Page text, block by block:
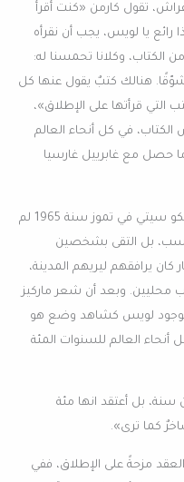
تقول كارمن «كنت أقرأ
رائع يا لويس، يجب أن نقرأه
وكلانا تحمسنا له:
هنالك كتبٌ يقول عنها كل
قرأتها على الإطلاق»،
في كل أنحاء العالم
ما حصل مع غابرييل غارسيا
وعندما وصلت كارمن ولويس إلى مكسيكو سيتي في تموز سنة 1965 لم
فحسب، بل التقى بشخصين
كان يرافقهم ليريهم المدينة،
محليين. وبعد أن شعر ماركيز
وبوجود لويس كشاهد وضع هو
العالم للسنوات المئة
بل أعتقد انها مئة
كما ترى».
مزحةً على الإطلاق، ففي